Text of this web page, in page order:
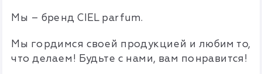
Мы – бренд CIEL parfum.
Мы гордимся своей продукцией и любим то,
что делаем! Будьте с нами, вам понравится!